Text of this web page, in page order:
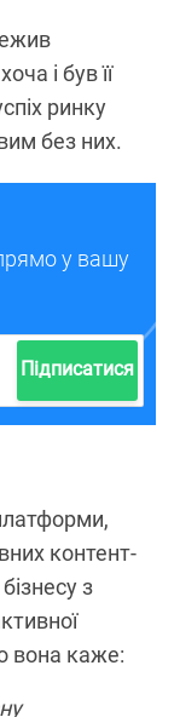
і був її
ринку
без них.
у вашу
Підписатися
контент-
з
вона каже: